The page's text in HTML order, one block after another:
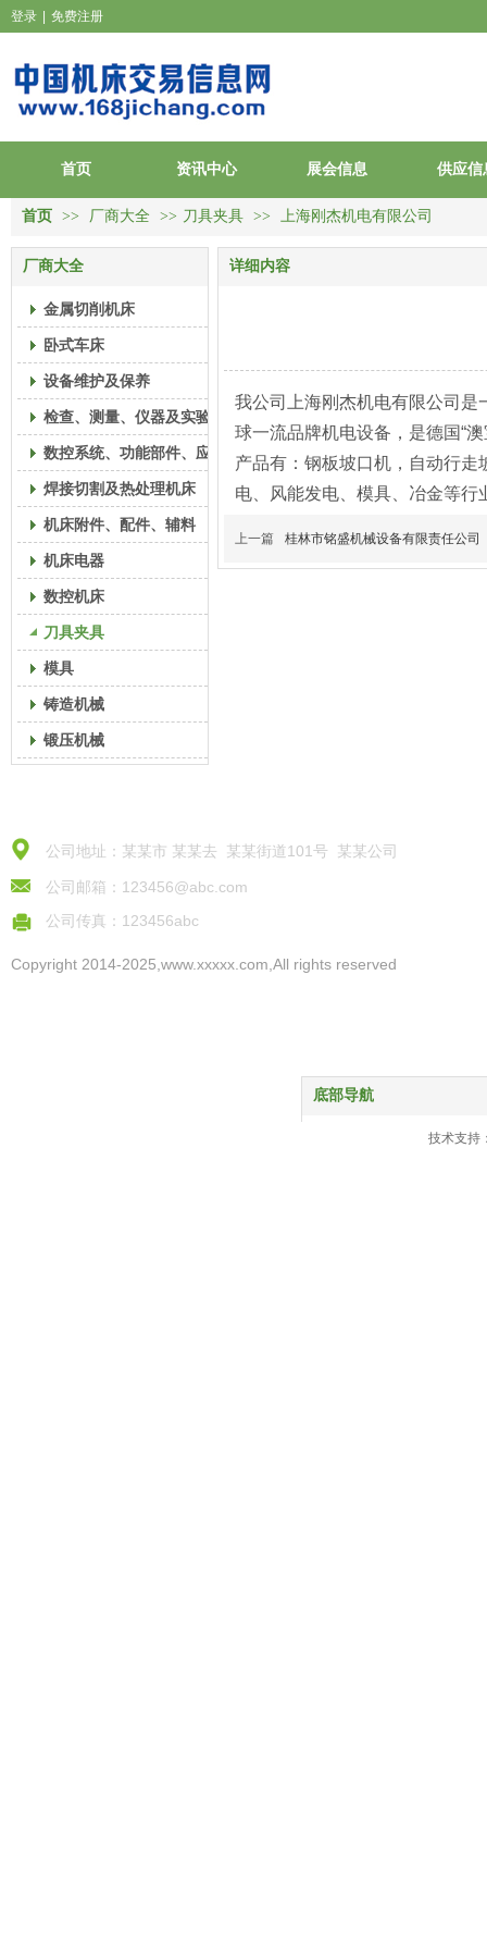
登录 免费注册
首页 资讯中心 展会信息 供应信
首页 >> 厂商大全 >> 刀具夹具 >> 上海刚杰机电有限公司
厂商大全
金属切削机床
卧式车床
设备维护及保养
检查、测量、仪器及实验偏摆仪
数控系统、功能部件、应用软件
焊接切割及热处理机床
机床附件、配件、辅料
机床电器
数控机床
刀具夹具
模具
铸造机械
锻压机械
详细内容
我公司上海刚杰机电有限公司是
球一流品牌机电设备，是德国“
产品有：钢板坡口机，自动行
电、风能发电、模具、冶金等行
上一篇 桂林市铭盛机械设备有限责任公司
公司地址：某某市 某某去 某某街道101号 某某公司
公司邮箱：123456@abc.com
公司传真：123456abc
Copyright 2014-2025,www.xxxxx.com,All rights reserved
底部导航
技术支持